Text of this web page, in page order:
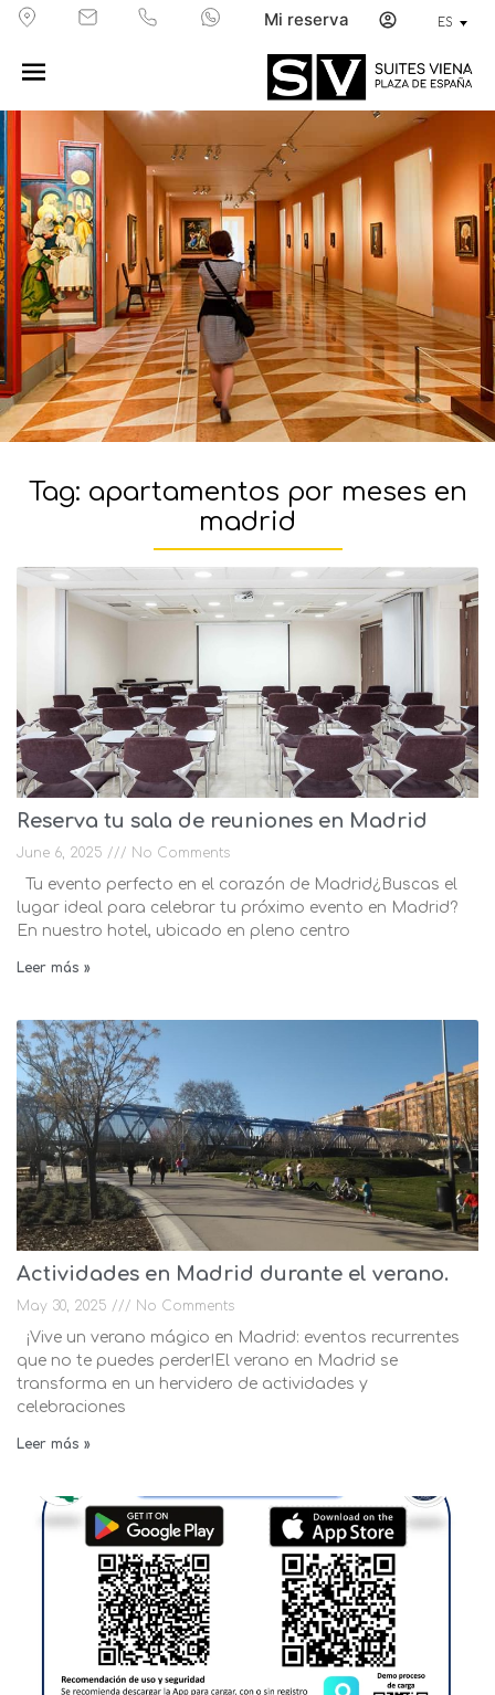
Mi reserva ES
Tag: apartamentos por meses en
madrid
Reserva tu sala de reuniones en Madrid
June 6, 2025 No Comments
Tu evento perfecto en el corazón de Madrid¿Buscas el
lugar ideal para celebrar tu próximo evento en Madrid?
En nuestro hotel, ubicado en pleno centro
Leer más »
Actividades en Madrid durante el verano.
May 30, 2025 No Comments
¡Vive un verano mágico en Madrid: eventos recurrentes
que no te puedes perder!El verano en Madrid se
transforma en un hervidero de actividades y
celebraciones
Leer más »